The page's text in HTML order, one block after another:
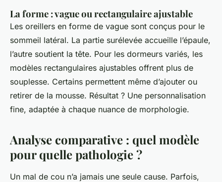
La forme : vague ou rectangulaire ajustable
Les oreillers en forme de vague sont conçus pour le
sommeil latéral. La partie surélevée accueille l’épaule,
l’autre soutient la tête. Pour les dormeurs variés, les
modèles rectangulaires ajustables offrent plus de
souplesse. Certains permettent même d’ajouter ou
retirer de la mousse. Résultat ? Une personnalisation
fine, adaptée à chaque nuance de morphologie.
Analyse comparative : quel modèle
pour quelle pathologie ?
Un mal de cou n’a jamais une seule cause. Parfois,